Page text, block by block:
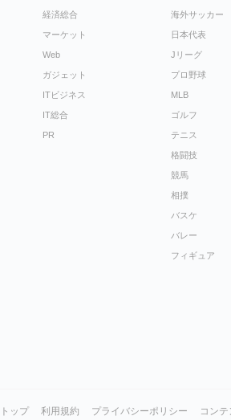
経済総合
マーケット
Web
ガジェット
ITビジネス
IT総合
PR
海外サッカー
日本代表
Jリーグ
プロ野球
MLB
ゴルフ
テニス
格闘技
競馬
相撲
バスケ
バレー
フィギュア
ップ 利用規約 プライバシーポリシー コン